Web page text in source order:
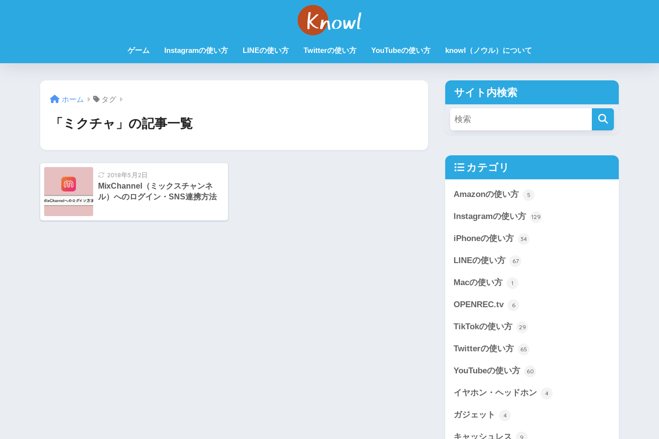
ゲーム Instagramの使い方 LINEの使い方 Twitterの使い方 YouTubeの使い方 knowl（ノウル）について
ホーム タグ
「ミクチャ」の記事一覧
2018年5月2日
MixChannel（ミックスチャンネ
ル）へのログイン・SNS連携方法
サイト内検索
カテゴリ
Amazonの使い方 5
Instagramの使い方 129
iPhoneの使い方 34
LINEの使い方 67
Macの使い方 1
OPENREC.tv 6
TikTokの使い方 29
Twitterの使い方 65
YouTubeの使い方 60
イヤホン・ヘッドホン 4
ガジェット 4
キャッシュレス 9